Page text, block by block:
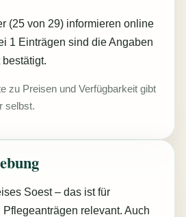
(25 von 29) informieren online
1 Einträgen sind die Angaben
zu Preisen und Verfügbarkeit gibt
selbst.
Soest – das ist für
relevant. Auch